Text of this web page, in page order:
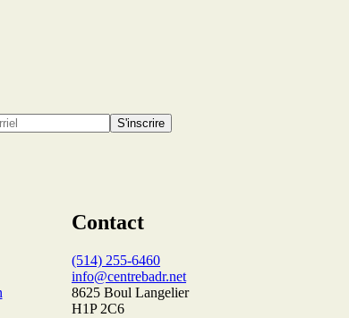
S'inscrire
Contact
(514) 255-6460
info@centrebadr.net
8625 Boul Langelier
H1P 2C6